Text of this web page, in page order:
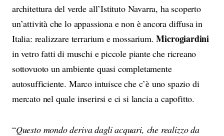
architettura del verde all’Istituto Navarra, ha scoperto
un’attività che lo appassiona e non è ancora diffusa in
Italia: realizzare terrarium e mossarium.Microgiardini
in vetro fatti di muschi e piccole piante che ricreano
sottovuoto un ambiente quasi completamente
autosufficiente. Marco intuisce che c’è uno spazio di
mercato nel quale inserirsi e ci si lancia a capofitto.
“Questo mondo deriva dagli acquari, che realizzo da